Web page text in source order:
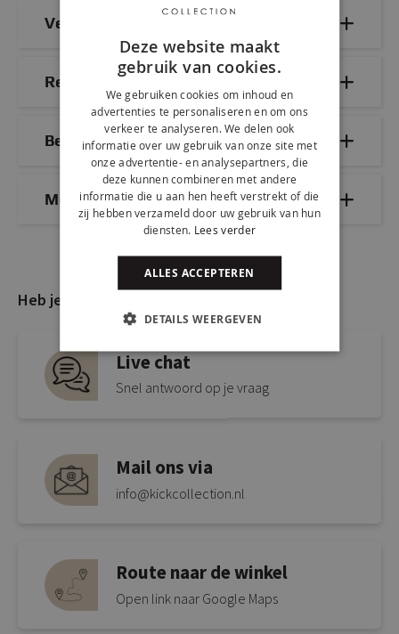
Veelgestelde vragen
Reviews
Bezorg- & retourinformatie
Mix & Match
Heb je nog vragen?
Live chat
Snel antwoord op je vraag
Mail ons via
info@kickcollection.nl
Route naar de winkel
Open link naar Google Maps
Deze website maakt
gebruik van cookies.
We gebruiken cookies om inhoud en
advertenties te personaliseren en om ons
verkeer te analyseren. We delen ook
informatie over uw gebruik van onze site met
onze advertentie- en analysepartners, die
deze kunnen combineren met andere
informatie die u aan hen heeft verstrekt of die
zij hebben verzameld door uw gebruik van hun
diensten. Lees verder
ALLES ACCEPTEREN
DETAILS WEERGEVEN